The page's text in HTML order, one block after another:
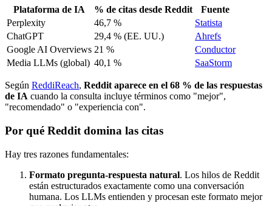
Plataforma de IA % de citas desde Reddit
Fuente
Perplexity
46,7 %
Statista
ChatGPT
29,4 % (EE. UU.)
Ahrefs
Google AI Overviews 21 %
Conductor
Media LLMs (global) 40,1 % SaaStorm
Según ReddiReach, Reddit aparece en el 68 % de las respuestas
de IA cuando la consulta incluye términos como "mejor",
"recomendado" o "experiencia con".
Por qué Reddit domina las citas
Hay tres razones fundamentales:
Formato pregunta-respuesta natural. Los hilos de Reddit
están estructurados exactamente como una conversación
humana. Los LLMs entienden y procesan este formato mejor